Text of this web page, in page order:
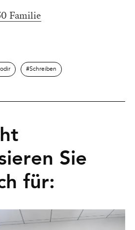
Familie
Schreiben
Sie
für: